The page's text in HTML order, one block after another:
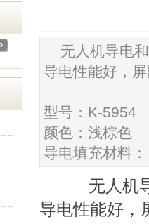
无人机导电
导电性能好，
型号：K-5954
颜色：浅棕色
导电填充材料：
无人机导
导电性能好，